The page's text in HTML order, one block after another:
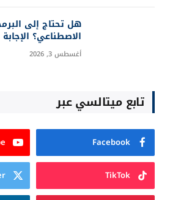
هل تحتاج إلى
الاصطناعي؟
أغسطس 3, 2026
تابع ميتالسي عبر
Facebook
TikTok